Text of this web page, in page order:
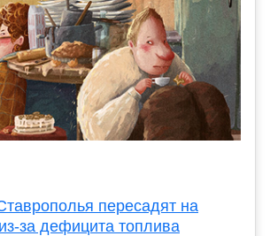
пересадят на
за дефицита топлива